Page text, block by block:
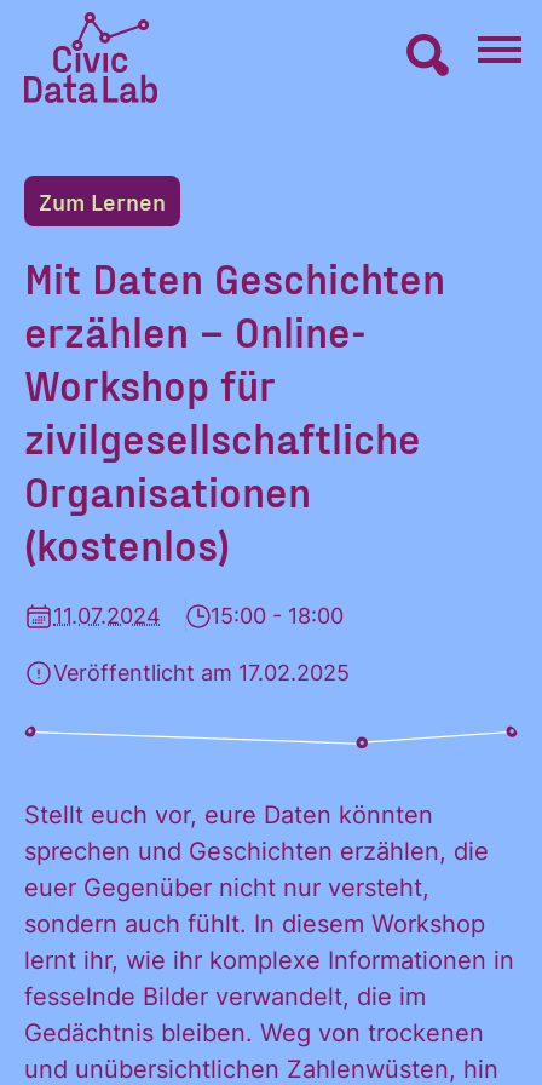
Inhalt
springen
Lab
Startseite
LERNEN
MACHEN
BLOG
ÜBER UNS
KONTAKT
Zum Lernen
Mit Daten Geschichten
erzählen – Online-
Workshop für
zivilgesellschaftliche
Organisationen
(kostenlos)
11.07.2024 15:00 - 18:00
Veröffentlicht am 17.02.2025
Stellt euch vor, eure Daten könnten
sprechen und Geschichten erzählen, die
euer Gegenüber nicht nur versteht,
sondern auch fühlt. In diesem Workshop
lernt ihr, wie ihr komplexe Informationen in
fesselnde Bilder verwandelt, die im
Gedächtnis bleiben. Weg von trockenen
und unübersichtlichen Zahlenwüsten, hin